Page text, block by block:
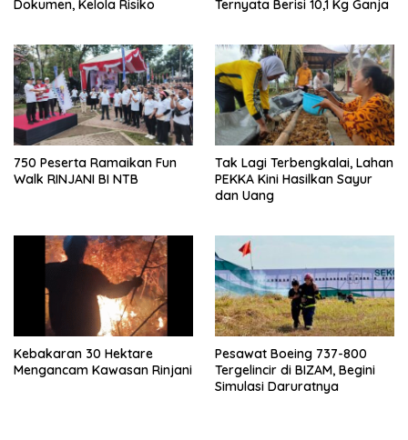
Dokumen, Kelola Risiko
Ternyata Berisi 10,1 Kg Ganja
750 Peserta Ramaikan Fun
Walk RINJANI BI NTB
Tak Lagi Terbengkalai, Lahan
PEKKA Kini Hasilkan Sayur
dan Uang
Kebakaran 30 Hektare
Mengancam Kawasan Rinjani
Pesawat Boeing 737-800
Tergelincir di BIZAM, Begini
Simulasi Daruratnya